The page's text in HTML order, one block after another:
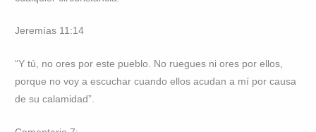
Jeremías 11:14
“Y tú, no ores por este pueblo. No ruegues ni ores por ellos,
porque no voy a escuchar cuando ellos acudan a mí por causa
de su calamidad”.